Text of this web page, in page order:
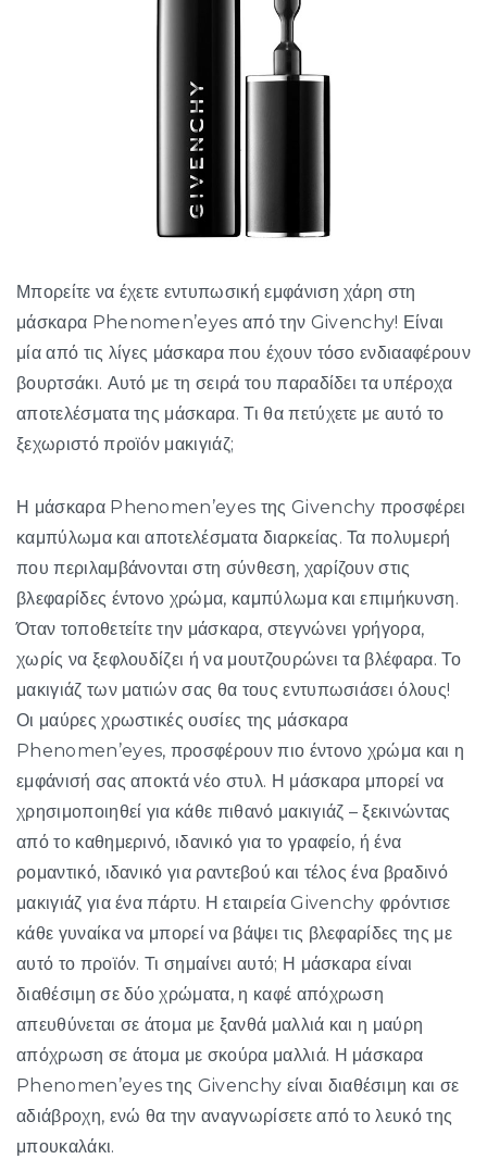
Μπορείτε να έχετε εντυπωσική εμφάνιση χάρη στη
μάσκαρα Phenomen’eyes από την Givenchy! Είναι
μία από τις λίγες μάσκαρα που έχουν τόσο ενδιααφέρουν
βουρτσάκι. Αυτό με τη σειρά του παραδίδει τα υπέροχα
αποτελέσματα της μάσκαρα. Τι θα πετύχετε με αυτό το
ξεχωριστό προϊόν μακιγιάζ;
Η μάσκαρα Phenomen’eyes της Givenchy προσφέρει
καμπύλωμα και αποτελέσματα διαρκείας. Τα πολυμερή
που περιλαμβάνονται στη σύνθεση, χαρίζουν στις
βλεφαρίδες έντονο χρώμα, καμπύλωμα και επιμήκυνση.
Όταν τοποθετείτε την μάσκαρα, στεγνώνει γρήγορα,
χωρίς να ξεφλουδίζει ή να μουτζουρώνει τα βλέφαρα. Το
μακιγιάζ των ματιών σας θα τους εντυπωσιάσει όλους!
Οι μαύρες χρωστικές ουσίες της μάσκαρα
Phenomen’eyes, προσφέρουν πιο έντονο χρώμα και η
εμφάνισή σας αποκτά νέο στυλ. Η μάσκαρα μπορεί να
χρησιμοποιηθεί για κάθε πιθανό μακιγιάζ – ξεκινώντας
από το καθημερινό, ιδανικό για το γραφείο, ή ένα
ρομαντικό, ιδανικό για ραντεβού και τέλος ένα βραδινό
μακιγιάζ για ένα πάρτυ. Η εταιρεία Givenchy φρόντισε
κάθε γυναίκα να μπορεί να βάψει τις βλεφαρίδες της με
αυτό το προϊόν. Τι σημαίνει αυτό; Η μάσκαρα είναι
διαθέσιμη σε δύο χρώματα, η καφέ απόχρωση
απευθύνεται σε άτομα με ξανθά μαλλιά και η μαύρη
απόχρωση σε άτομα με σκούρα μαλλιά. Η μάσκαρα
Phenomen’eyes της Givenchy είναι διαθέσιμη και σε
αδιάβροχη, ενώ θα την αναγνωρίσετε από το λευκό της
μπουκαλάκι.